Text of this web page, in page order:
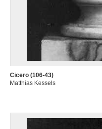
Cicero (106-43)
Matthias Kessels